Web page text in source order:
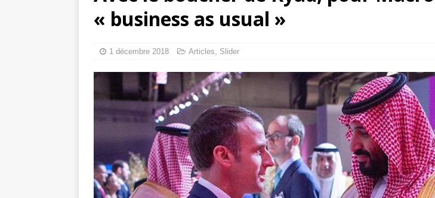
Alors que Trump annonce un « accord de paix » à Gaza, les
tueries[ 4 août 2026 ]
Gaza : les Israéliens bombardent des entrepôts de médicaments,
« business as usual »
1 décembre 2018 Articles, Slider